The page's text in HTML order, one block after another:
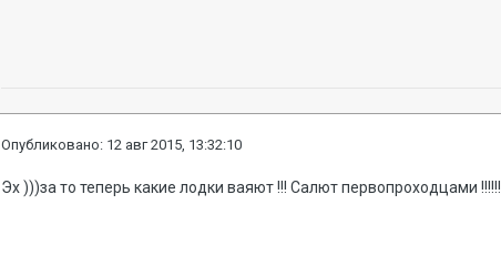
Опубликовано: 12 авг 2015, 13:32:10
Эх )))за то теперь какие лодки ваяют !!! Салют первопроходцами !!!!!!